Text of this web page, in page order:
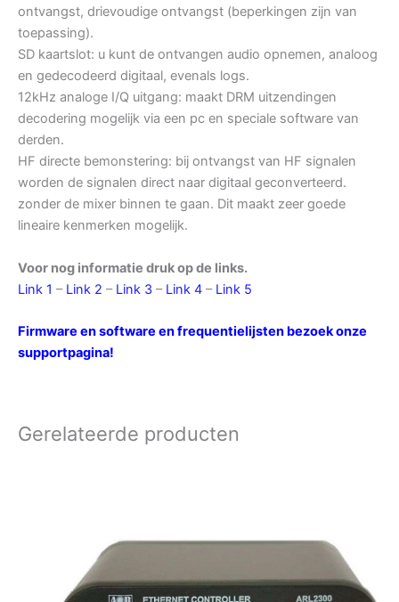
ontvangst, drievoudige ontvangst (beperkingen zijn van
toepassing).
SD kaartslot: u kunt de ontvangen audio opnemen, analoog
en gedecodeerd digitaal, evenals logs.
12kHz analoge I/Q uitgang: maakt DRM uitzendingen
decodering mogelijk via een pc en speciale software van
derden.
HF directe bemonstering: bij ontvangst van HF signalen
worden de signalen direct naar digitaal geconverteerd.
zonder de mixer binnen te gaan. Dit maakt zeer goede
lineaire kenmerken mogelijk.
Voor nog informatie druk op de links.
Link 1 – Link 2 – Link 3 – Link 4 – Link 5
Firmware en software en frequentielijsten bezoek onze
supportpagina!
Gerelateerde producten